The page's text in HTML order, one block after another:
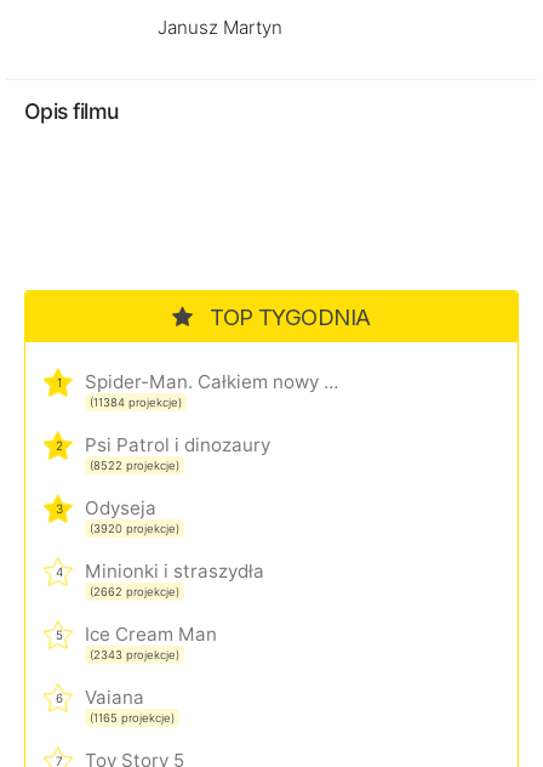
Janusz Martyn
Opis filmu
TOP TYGODNIA
1 Spider-Man. Całkiem nowy dzień
(11384 projekcje)
2 Psi Patrol i dinozaury
(8522 projekcje)
3 Odyseja
(3920 projekcje)
4 Minionki i straszydła
(2662 projekcje)
5 Ice Cream Man
(2343 projekcje)
6 Vaiana
(1165 projekcje)
7 Toy Story 5